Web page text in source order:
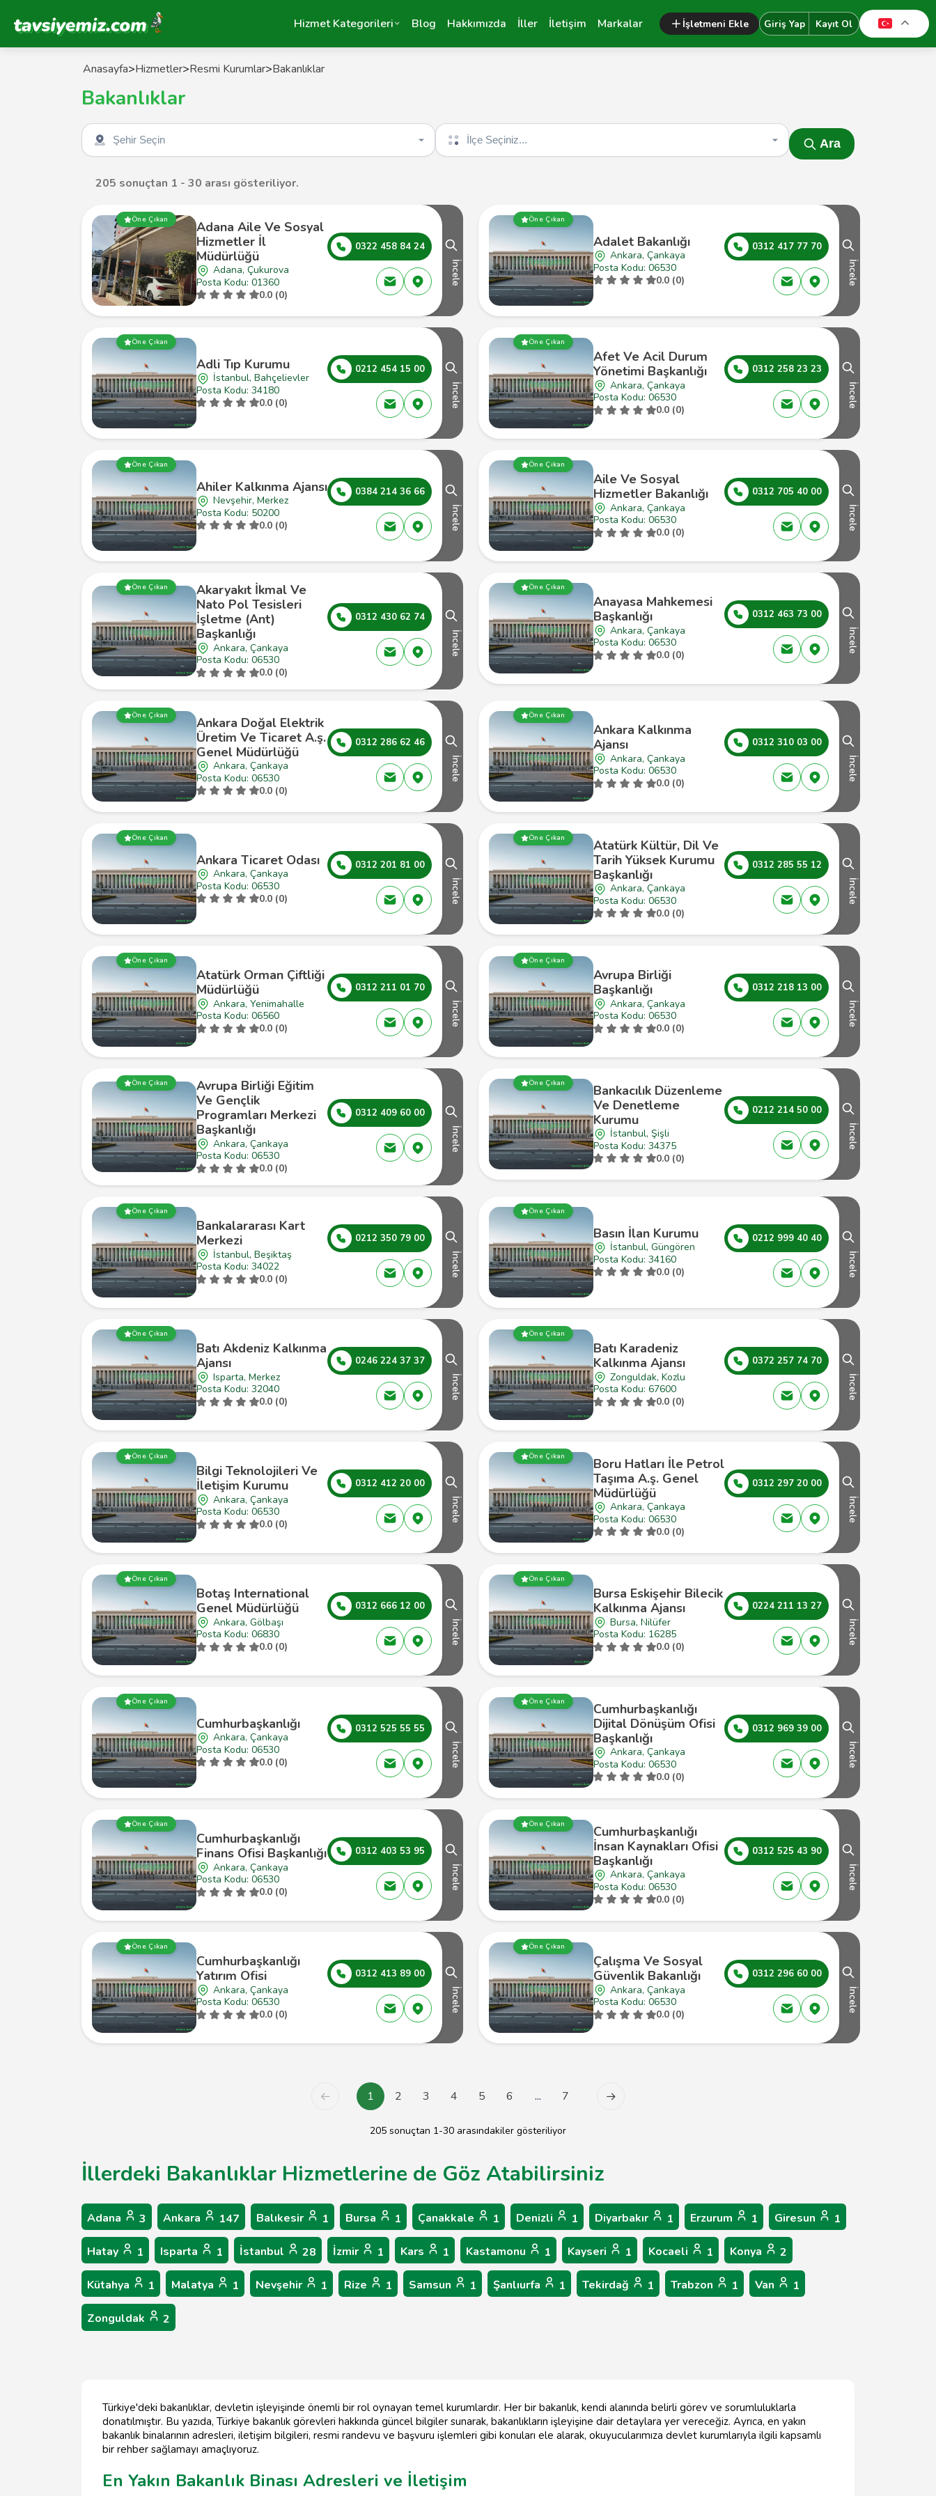
Tavsiyemiz Anasayfa Hizmet Kategorileri Blog Hakkımızda İller İletişim Markalar İşletmeni Ekle Giriş Yap Kayıt Ol
Anasayfa>Hizmetler>Resmi Kurumlar>Bakanlıklar
Bakanlıklar
Şehir seçin İlçe seçin
Ara
205 sonuçtan 1 - 30 arası gösteriliyor.
Öne Çıkan
Adana Aile Ve Sosyal
Hizmetler İl
Müdürlüğü
Adana, Çukurova
Posta Kodu: 01360
0.0 (0)
0322 458 84 24
İncele
Öne Çıkan
Adalet Bakanlığı
Ankara, Çankaya
Posta Kodu: 06530
0.0 (0)
0312 417 77 70
İncele
Öne Çıkan
Adli Tıp Kurumu
İstanbul, Bahçelievler
Posta Kodu: 34180
0.0 (0)
0212 454 15 00
İncele
Öne Çıkan
Afet Ve Acil Durum
Yönetimi Başkanlığı
Ankara, Çankaya
Posta Kodu: 06530
0.0 (0)
0312 258 23 23
İncele
Öne Çıkan
Ahiler Kalkınma Ajansı
Nevşehir, Merkez
Posta Kodu: 50200
0.0 (0)
0384 214 36 66
İncele
Öne Çıkan
Aile Ve Sosyal
Hizmetler Bakanlığı
Ankara, Çankaya
Posta Kodu: 06530
0.0 (0)
0312 705 40 00
İncele
Öne Çıkan
Akaryakıt İkmal Ve
Nato Pol Tesisleri
İşletme (Ant)
Başkanlığı
Ankara, Çankaya
Posta Kodu: 06530
0.0 (0)
0312 430 62 74
İncele
Öne Çıkan
Anayasa Mahkemesi
Başkanlığı
Ankara, Çankaya
Posta Kodu: 06530
0.0 (0)
0312 463 73 00
İncele
Öne Çıkan
Ankara Doğal Elektrik
Üretim Ve Ticaret A.ş.
Genel Müdürlüğü
Ankara, Çankaya
Posta Kodu: 06530
0.0 (0)
0312 286 62 46
İncele
Öne Çıkan
Ankara Kalkınma
Ajansı
Ankara, Çankaya
Posta Kodu: 06530
0.0 (0)
0312 310 03 00
İncele
Öne Çıkan
Ankara Ticaret Odası
Ankara, Çankaya
Posta Kodu: 06530
0.0 (0)
0312 201 81 00
İncele
Öne Çıkan
Atatürk Kültür, Dil Ve
Tarih Yüksek Kurumu
Başkanlığı
Ankara, Çankaya
Posta Kodu: 06530
0.0 (0)
0312 285 55 12
İncele
Öne Çıkan
Atatürk Orman Çiftliği
Müdürlüğü
Ankara, Yenimahalle
Posta Kodu: 06560
0.0 (0)
0312 211 01 70
İncele
Öne Çıkan
Avrupa Birliği
Başkanlığı
Ankara, Çankaya
Posta Kodu: 06530
0.0 (0)
0312 218 13 00
İncele
Öne Çıkan
Avrupa Birliği Eğitim
Ve Gençlik
Programları Merkezi
Başkanlığı
Ankara, Çankaya
Posta Kodu: 06530
0.0 (0)
0312 409 60 00
İncele
Öne Çıkan
Bankacılık Düzenleme
Ve Denetleme
Kurumu
İstanbul, Şişli
Posta Kodu: 34375
0.0 (0)
0212 214 50 00
İncele
Öne Çıkan
Bankalararası Kart
Merkezi
İstanbul, Beşiktaş
Posta Kodu: 34022
0.0 (0)
0212 350 79 00
İncele
Öne Çıkan
Basın İlan Kurumu
İstanbul, Güngören
Posta Kodu: 34160
0.0 (0)
0212 999 40 40
İncele
Öne Çıkan
Batı Akdeniz Kalkınma
Ajansı
Isparta, Merkez
Posta Kodu: 32040
0.0 (0)
0246 224 37 37
İncele
Öne Çıkan
Batı Karadeniz
Kalkınma Ajansı
Zonguldak, Kozlu
Posta Kodu: 67600
0.0 (0)
0372 257 74 70
İncele
Öne Çıkan
Bilgi Teknolojileri Ve
İletişim Kurumu
Ankara, Çankaya
Posta Kodu: 06530
0.0 (0)
0312 412 20 00
İncele
Öne Çıkan
Boru Hatları İle Petrol
Taşıma A.ş. Genel
Müdürlüğü
Ankara, Çankaya
Posta Kodu: 06530
0.0 (0)
0312 297 20 00
İncele
Öne Çıkan
Botaş International
Genel Müdürlüğü
Ankara, Gölbaşı
Posta Kodu: 06830
0.0 (0)
0312 666 12 00
İncele
Öne Çıkan
Bursa Eskişehir Bilecik
Kalkınma Ajansı
Bursa, Nilüfer
Posta Kodu: 16285
0.0 (0)
0224 211 13 27
İncele
Öne Çıkan
Cumhurbaşkanlığı
Ankara, Çankaya
Posta Kodu: 06530
0.0 (0)
0312 525 55 55
İncele
Öne Çıkan
Cumhurbaşkanlığı
Dijital Dönüşüm Ofisi
Başkanlığı
Ankara, Çankaya
Posta Kodu: 06530
0.0 (0)
0312 969 39 00
İncele
Öne Çıkan
Cumhurbaşkanlığı
Finans Ofisi Başkanlığı
Ankara, Çankaya
Posta Kodu: 06530
0.0 (0)
0312 403 53 95
İncele
Öne Çıkan
Cumhurbaşkanlığı
İnsan Kaynakları Ofisi
Başkanlığı
Ankara, Çankaya
Posta Kodu: 06530
0.0 (0)
0312 525 43 90
İncele
Öne Çıkan
Cumhurbaşkanlığı
Yatırım Ofisi
Ankara, Çankaya
Posta Kodu: 06530
0.0 (0)
0312 413 89 00
İncele
Öne Çıkan
Çalışma Ve Sosyal
Güvenlik Bakanlığı
Ankara, Çankaya
Posta Kodu: 06530
0.0 (0)
0312 296 60 00
İncele
1 2 3 4 5 6 ... 7
205 sonuçtan 1-30 arasındakiler gösteriliyor
İllerdeki Bakanlıklar Hizmetlerine de Göz Atabilirsiniz
Adana 3 Ankara 147 Balıkesir 1 Bursa 1 Çanakkale 1 Denizli 1 Diyarbakır 1 Erzurum 1 Giresun 1
Hatay 1 Isparta 1 İstanbul 28 İzmir 1 Kars 1 Kastamonu 1 Kayseri 1 Kocaeli 1 Konya 2
Kütahya 1 Malatya 1 Nevşehir 1 Rize 1 Samsun 1 Şanlıurfa 1 Tekirdağ 1 Trabzon 1 Van 1
Zonguldak 2
Türkiye'deki bakanlıklar, devletin işleyişinde önemli bir rol oynayan temel kurumlardır. Her bir bakanlık, kendi alanında belirli görev ve sorumluluklarla
donatılmıştır. Bu yazıda, Türkiye bakanlık görevleri hakkında güncel bilgiler sunarak, bakanlıkların işleyişine dair detaylara yer vereceğiz. Ayrıca, en yakın
bakanlık binalarının adresleri, iletişim bilgileri, resmi randevu ve başvuru işlemleri gibi konuları ele alarak, okuyucularımıza devlet kurumlarıyla ilgili kapsamlı
bir rehber sağlamayı amaçlıyoruz.
En Yakın Bakanlık Binası Adresleri ve İletişim